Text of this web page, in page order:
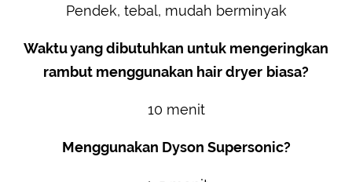
Pendek, tebal, mudah berminyak
Waktu yang dibutuhkan untuk mengeringkan
rambut menggunakan hair dryer biasa?
10 menit
Menggunakan Dyson Supersonic?